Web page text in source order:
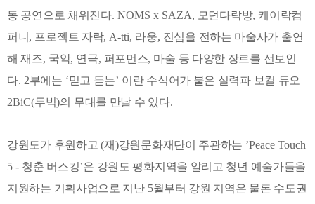
동 공연으로 채워진다. NOMS x SAZA, 모던다락방, 케이락컴
퍼니 , 프로젝트 자락, A-tti, 라웅, 진심을 전하는 마술사가 출연
해 재즈, 국악, 연극, 퍼포먼스, 마술 등 다양한 장르를 선보인
다. 2부에는 ‘믿고 듣는’ 이란 수식어가 붙은 실력파 보컬 듀오
2BiC(투빅)의 무대를 만날 수 있다.
강원도가 후원하고 (재)강원문화재단이 주관하는 ’Peace Touch
5 - 청춘 버스킹’은 강원도 평화지역을 알리고 청년 예술가들을
지원하는 기획사업으로 지난 5월부터 강원 지역은 물론 수도권